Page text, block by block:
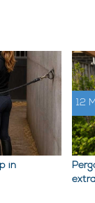
in
12